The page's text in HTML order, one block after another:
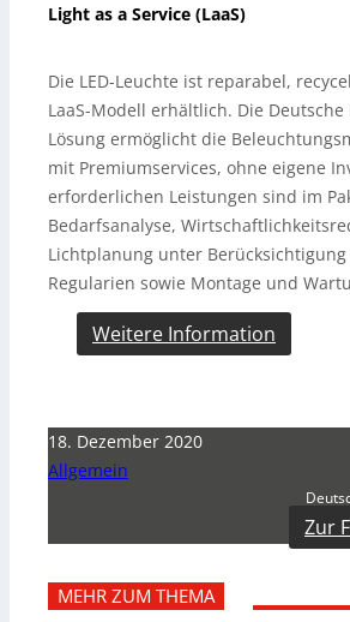
Light as a Service (LaaS)
Die LED-Leuchte ist reparabel,
LaaS-Modell erhältlich. Die Deutsche
Lösung ermöglicht die
mit Premiumservices, ohne eigene
erforderlichen Leistungen sind im
Bedarfsanalyse,
Lichtplanung unter
Regularien sowie Montage und
Weitere Information
18. Dezember 2020
Allgemein
Zur
MEHR ZUM THEMA